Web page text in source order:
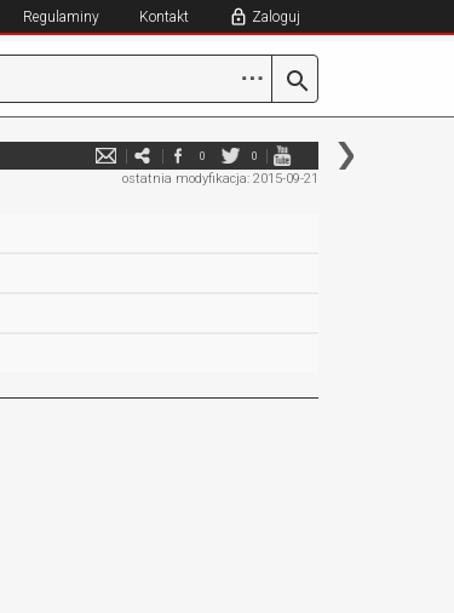
Regulaminy Kontakt Zaloguj
⋯
0 0
ostatnia modyfikacja: 2015-09-21